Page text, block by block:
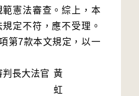
憲法審查。綜上，本
定不符，應不受理。
第7款本文規定，以一
判長大法官 黃
虹